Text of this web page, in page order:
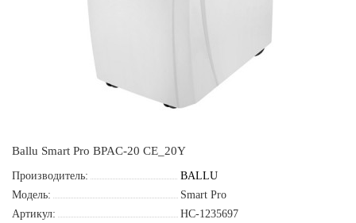
Ballu Smart Pro BPAC-20 CE_20Y
Производитель:
BALLU
Модель:
Smart Pro
Артикул:
НС-1235697